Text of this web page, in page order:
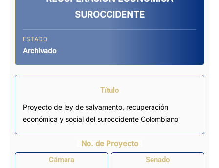
SUROCCIDENTE
ESTADO
Archivado
Título
Proyecto de ley de salvamento, recuperación
económica y social del suroccidente Colombiano
No. de Proyecto
Cámara Senado